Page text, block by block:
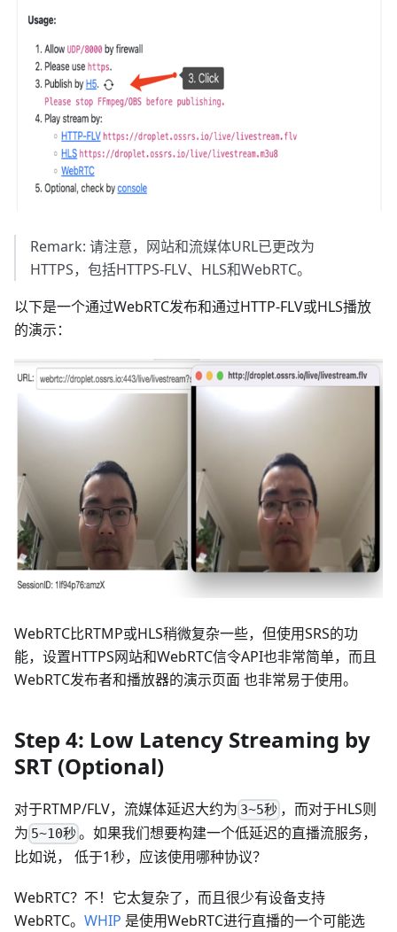
Remark: 请注意，网站和流媒体URL已更改为
HTTPS，包括HTTPS-FLV、HLS和WebRTC。
以下是一个通过WebRTC发布和通过HTTP-FLV或HLS播放
的演示：
WebRTC比RTMP或HLS稍微复杂一些，但使用SRS的功
能，设置HTTPS网站和WebRTC信令API也非常简单，而且
WebRTC发布者和播放器的演示页面 也非常易于使用。
Step 4: Low Latency Streaming by
SRT (Optional)
对于RTMP/FLV，流媒体延迟大约为 3~5秒 ，而对于HLS则
为 5~10秒。如果我们想要构建一个低延迟的直播流服务，
比如说， 低于1秒，应该使用哪种协议？
WebRTC？不！它太复杂了，而且很少有设备支持
WebRTC。 WHIP 是使用WebRTC进行直播的一个可能选